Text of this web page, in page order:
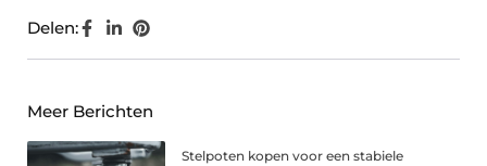
Delen:
Meer Berichten
Stelpoten kopen voor een stabiele